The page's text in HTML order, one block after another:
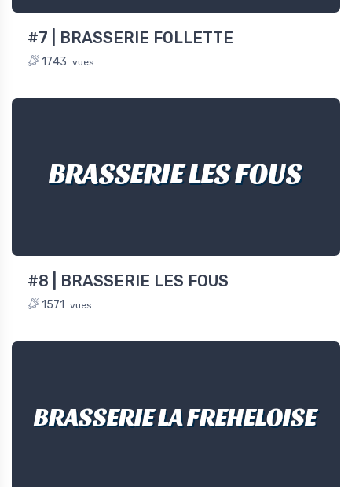
#7 | BRASSERIE FOLLETTE
1743 vues
BRASSERIE LES FOUS
#8 | BRASSERIE LES FOUS
1571 vues
BRASSERIE LA FREHELOISE